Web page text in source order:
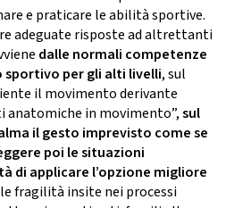
e praticare le abilità sportive.
adeguate risposte ad altrettanti
dalle normali competenze
sportivo per gli alti livelli, sul
il movimento derivante
anatomiche in movimento”,sul
il gesto imprevisto come se
poi le situazioni
di applicare l’opzione migliore
fragilità insite nei processi